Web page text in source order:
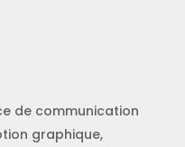
de communication
graphique,